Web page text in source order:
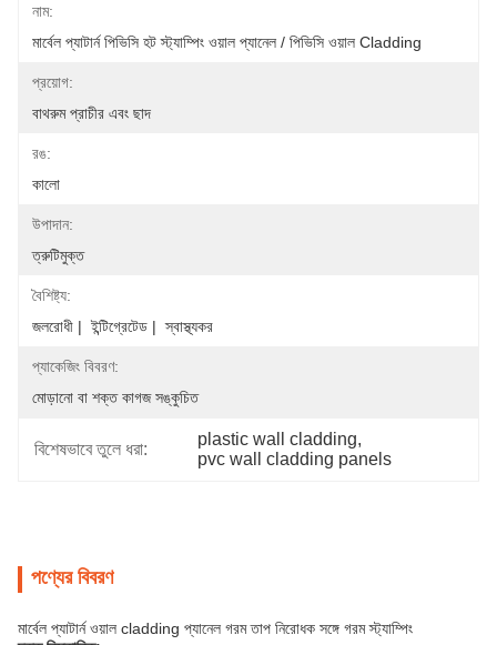
নাম:
মার্বেল প্যাটার্ন পিভিসি হট স্ট্যাম্পিং ওয়াল প্যানেল / পিভিসি ওয়াল Cladding
প্রয়োগ:
বাথরুম প্রাচীর এবং ছাদ
রঙ:
কালো
উপাদান:
ত্রুটিমুক্ত
বৈশিষ্ট্য:
জলরোধী |  ইন্টিগ্রেটেড |  স্বাস্থ্যকর
প্যাকেজিং বিবরণ:
মোড়ানো বা শক্ত কাগজ সঙ্কুচিত
বিশেষভাবে তুলে ধরা:
plastic wall cladding,
pvc wall cladding panels
পণ্যের বিবরণ
মার্বেল প্যাটার্ন ওয়াল cladding প্যানেল গরম তাপ নিরোধক সঙ্গে গরম স্ট্যাম্পিং